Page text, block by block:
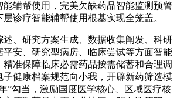
能辅帮使用，完美欠缺药品智能监测预警
诊疗智能辅帮使用根基实现全笼盖。
、研究方案生成、数据收集阐发、科研
平安、研究型病房、临床尝试等方面智能
准保障临床必需药品按需储蓄和合理调
健康档案规范向小我，开辟新药筛选模
”勾当，激励国度医学核心、区域医疗核